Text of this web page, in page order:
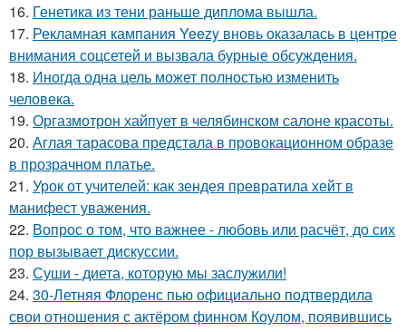
16. Генетика из тени раньше диплома вышла.
17. Рекламная кампания Yeezy вновь оказалась в центре
внимания соцсетей и вызвала бурные обсуждения.
18. Иногда одна цель может полностью изменить
человека.
19. Оргазмотрон хайпует в челябинском салоне красоты.
20. Аглая тарасова предстала в провокационном образе
в прозрачном платье.
21. Урок от учителей: как зендея превратила хейт в
манифест уважения.
22. Вопрос о том, что важнее - любовь или расчёт, до сих
пор вызывает дискуссии.
23. Суши - диета, которую мы заслужили!
24. 30-Летняя Флоренс пью официально подтвердила
свои отношения с актёром финном Коулом, появившись